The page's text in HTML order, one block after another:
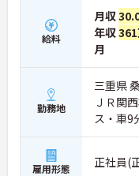
給料
月収
年収
月
勤務地
三重県
ＪＲ関
ス・車9
雇用形態 正社員(